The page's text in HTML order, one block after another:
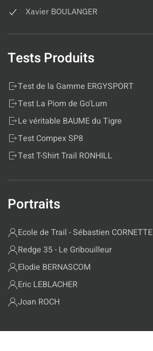
Xavier BOULANGER
Tests Produits
Test de la Gamme ERGYSPORT
Test La Piom de Go'Lum
Le véritable BAUME du Tigre
Test Compex SP8
Test T-Shirt Trail RONHILL
Portraits
Ecole de Trail - Sébastien CORNETTE
Redge 35 - Le Gribouilleur
Elodie BERNASCOM
Eric LEBLACHER
Joan ROCH